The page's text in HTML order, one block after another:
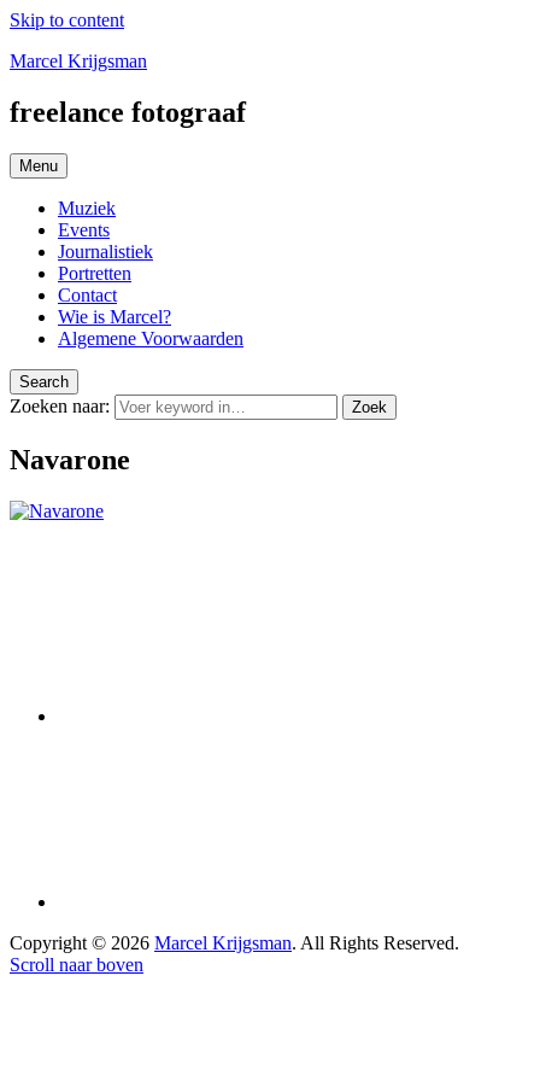
Skip to content
Marcel Krijgsman
freelance fotograaf
Menu
Muziek
Events
Journalistiek
Portretten
Contact
Wie is Marcel?
Algemene Voorwaarden
Search
Zoeken naar: Zoek
Navarone
Copyright © 2026 Marcel Krijgsman. All Rights Reserved.
Scroll naar boven